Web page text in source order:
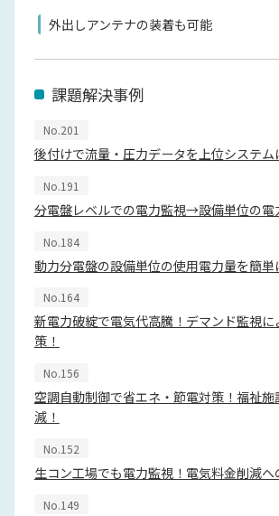
外出しアンテナの装着も可能
課題解決事例
No.201
後付けで流量・圧力データを上位システム
No.191
分電盤レベルでの電力監視→設備単位の電
No.184
動力分電盤の設備単位の使用電力量を簡単
No.164
新電力破綻で電気代高騰！デマンド監視に
策！
No.156
空調自動制御で省エネ・節電対策！福祉施
減！
No.152
生コン工場でも電力監視！電気料金削減へ
No.149